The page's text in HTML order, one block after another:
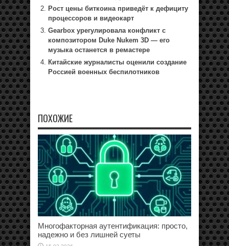
Рост цены биткоина приведёт к дефициту
процессоров и видеокарт
Gearbox урегулировала конфликт с
композитором Duke Nukem 3D — его
музыка останется в ремастере
Китайские журналисты оценили создание
Россией военных беспилотников
ПОХОЖИЕ
Многофакторная аутентификация: просто,
надежно и без лишней суеты